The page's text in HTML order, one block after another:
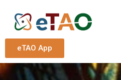
eTAO App